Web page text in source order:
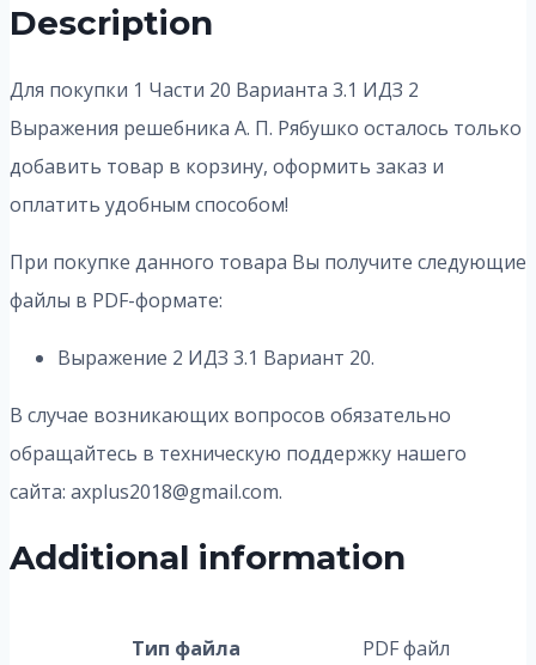
Description
Для покупки 1 Части 20 Варианта 3.1 ИДЗ 2
Выражения решебника А. П. Рябушко осталось только
добавить товар в корзину, оформить заказ и
оплатить удобным способом!
При покупке данного товара Вы получите следующие
файлы в PDF-формате:
Выражение 2 ИДЗ 3.1 Вариант 20.
В случае возникающих вопросов обязательно
обращайтесь в техническую поддержку нашего
сайта: axplus2018@gmail.com.
Additional information
Тип файла PDF файл